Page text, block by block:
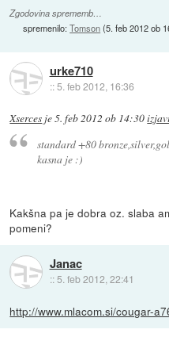
Zgodovina sprememb…
spremenilo:Tomson(5. feb 2012 ob
urke710
::5. feb 2012, 16:36
Xserces je5. feb 2012 ob 14:30
standard +80
kasna je :)
Kakšna pa je dobra oz. slaba
pomeni?
Janac
:: 5. feb 2012, 22:41
http://www.mlacom.si/cougar-